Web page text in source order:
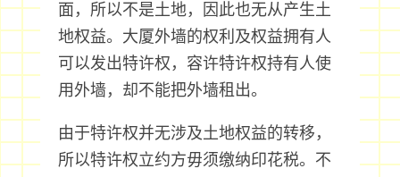
面，所以不是土地，因此也无从产生土
地权益。大厦外墙的权利及权益拥有人
可以发出特许权，容许特许权持有人使
用外墙，却不能把外墙租出。
由于特许权并无涉及土地权益的转移，
所以特许权立约方毋须缴纳印花税。不